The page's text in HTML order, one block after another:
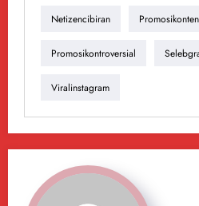
Netizencibiran Promosikonten
Promosikontroversial
Viralinstagram